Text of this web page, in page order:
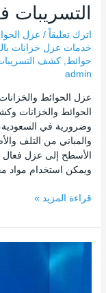
التسريبات
اترك تعليقاً / عزل
خدمات عزل خزانات
حوائط,كشف
admin
عزل الحوائط
الحوائط والخزانات
وضرورية في
الأسطح إلى عزل فعال
ويمكن استخدام مواد
قراءة المزيد »
مراحل